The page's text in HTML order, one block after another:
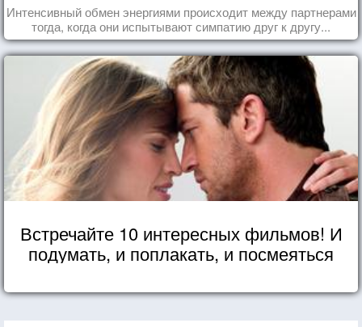
Интенсивный обмен энергиями происходит между партнерами
тогда, когда они испытывают симпатию друг к другу...
Встречайте 10 интересных фильмов! И
подумать, и поплакать, и посмеяться